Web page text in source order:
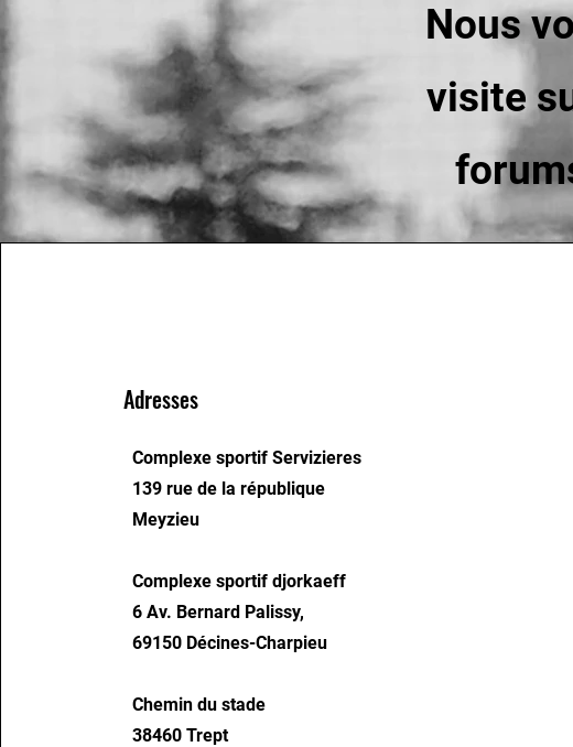
Nous
visite
Adresses
Complexe sportif Servizieres
139 rue de la république
Meyzieu
Complexe sportif djorkaeff
6 Av. Bernard Palissy,
69150 Décines-Charpieu
Chemin du stade
38460 Trept